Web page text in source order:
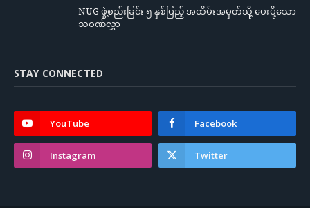
NUG ဖွဲ့စည်းခြင်း ၅ နှစ်ပြည့် အထိမ်းအမှတ်သို့ ပေးပို့သော
သဝဏ်လွှာ
STAY CONNECTED
YouTube Facebook
Instagram Twitter